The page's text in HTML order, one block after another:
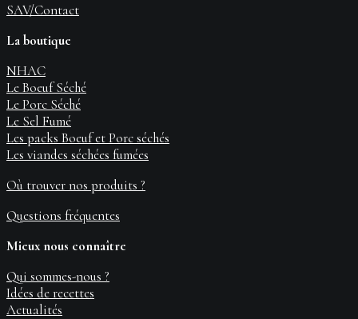
SAV/Contact
La boutique
NHAC
Le Boeuf Séché
Le Porc Séché
Le Sel Fumé
Les packs Boeuf et Porc séchés
Les viandes séchées fumées
Où trouver nos produits ?
Questions fréquentes
Mieux nous connaître
Qui sommes-nous ?
Idées de recettes
Actualités